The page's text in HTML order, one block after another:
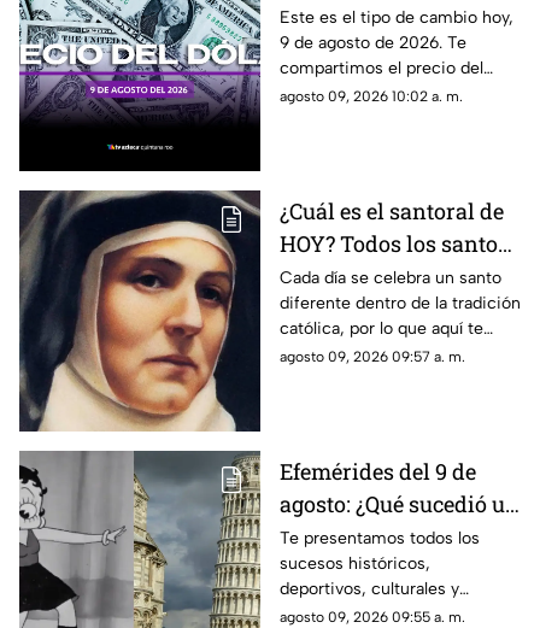
HOY, domingo 9 de
agosto de 2026, en
Cancún
Este es el tipo de cambio hoy,
9 de agosto de 2026. Te
compartimos el precio del
dólar hoy en Cancún, así como
agosto 09, 2026 10:02 a. m.
¿Cuál es el santoral de
HOY? Todos los santos
que se celebran el
domingo 9 de agosto
Cada día se celebra un santo
diferente dentro de la tradición
católica, por lo que aquí te
compartimos el santoral
agosto 09, 2026 09:57 a. m.
Efemérides del 9 de
agosto: ¿Qué sucedió un
día como hoy en
México y el mundo?
Te presentamos todos los
sucesos históricos,
deportivos, culturales y
divertidos que marcaron las
agosto 09, 2026 09:55 a. m.